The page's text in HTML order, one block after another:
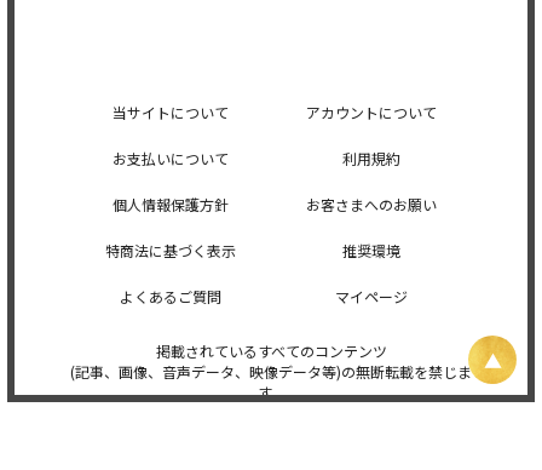
当サイトについて アカウントについて
お支払いについて 利用規約
個人情報保護方針 お客さまへのお願い
特商法に基づく表示 推奨環境
よくあるご質問 マイページ
掲載されているすべてのコンテンツ
(記事、画像、音声データ、映像データ等)の無断転載を禁じま
す。